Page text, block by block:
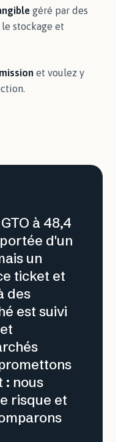
géré par des
le stockage et
et voulez y
à 48,4
d'un
un
ticket et
des
est suivi
: nous
risque et